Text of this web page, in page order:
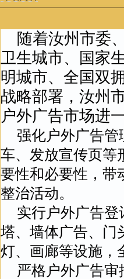
随着汝州市委
卫生城市、国家
明城市、全国双
战略部署，汝州
户外广告市场进
强化户外广告管
车、发放宣传页等
要性和必要性，带
整治活动。
实行户外广告
塔、墙体广告、门
灯、画廊等设施，
严格户外广告